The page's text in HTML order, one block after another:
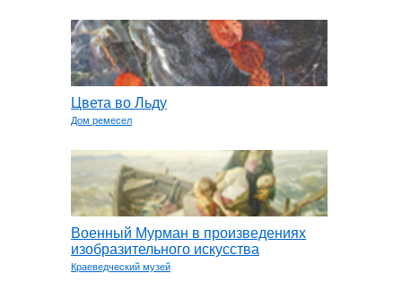
Цвета во Льду
Дом ремесел
Военный Мурман в произведениях
изобразительного искусства
Краеведческий музей